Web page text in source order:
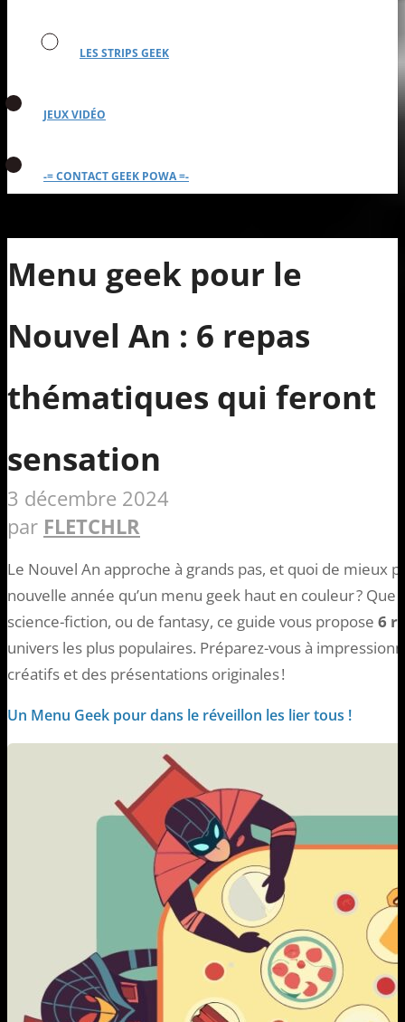
LES STRIPS GEEK
JEUX VIDÉO
-= CONTACT GEEK POWA =-
Menu geek pour le
Nouvel An : 6 repas
thématiques qui feront
sensation
3 décembre 2024
par FLETCHLR
Le Nouvel An approche à grands pas, et quoi de mieux
nouvelle année qu’un menu geek haut en couleur ?
science-fiction, ou de fantasy, ce guide vous propose 6
univers les plus populaires. Préparez-vous à
créatifs et des présentations originales !
Un Menu Geek pour dans le réveillon les lier tous !